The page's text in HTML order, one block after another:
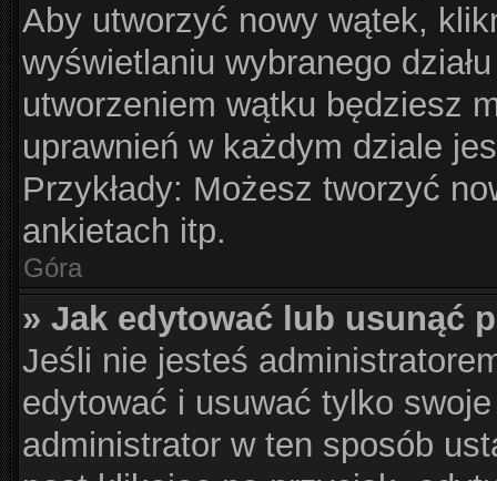
Aby utworzyć nowy wątek,
wyświetlaniu wybranego
utworzeniem wątku będziesz
uprawnień w każdym dziale
Przykłady: Możesz tworzyć
ankietach itp.
Góra
» Jak edytować lub usunąć
Jeśli nie jesteś
edytować i usuwać tylko
administrator w ten sposób